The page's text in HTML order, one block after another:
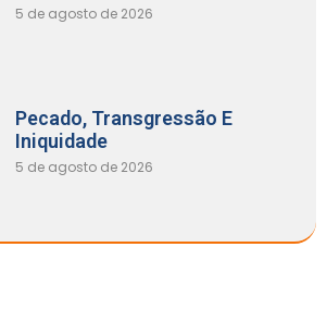
5 de agosto de 2026
Pecado, Transgressão E
Iniquidade
5 de agosto de 2026